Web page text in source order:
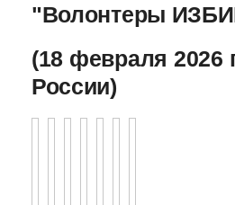
"Волонтеры
(18 февраля 2026
России)